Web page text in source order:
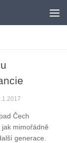
Čech
mimořádně
generace.